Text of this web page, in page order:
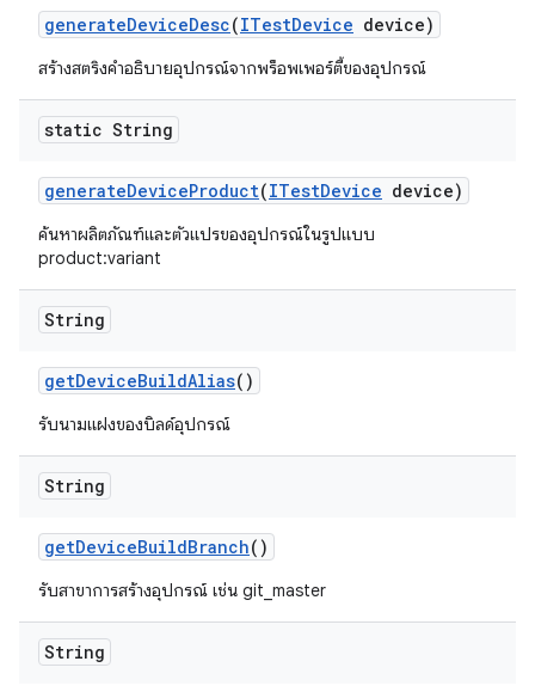
generateDeviceDesc(ITestDevice device)
สร้างสตริงคำอธิบายอุปกรณ์จากพร็อพเพอร์ตี้ของอุปกรณ์
static String
generateDeviceProduct(ITestDevice device)
ค้นหาผลิตภัณฑ์และตัวแปรของอุปกรณ์ในรูปแบบ
product:variant
String
getDeviceBuildAlias()
รับนามแฝงของบิลด์อุปกรณ์
String
getDeviceBuildBranch()
รับสาขาการสร้างอุปกรณ์ เช่น git_master
String